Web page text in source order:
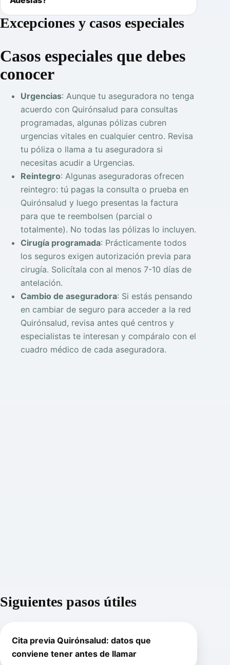
Excepciones y casos especiales
Casos especiales que debes
conocer
Urgencias: Aunque tu aseguradora no tenga
acuerdo con Quirónsalud para consultas
programadas, algunas pólizas cubren
urgencias vitales en cualquier centro. Revisa
tu póliza o llama a tu aseguradora si
necesitas acudir a Urgencias.
Reintegro: Algunas aseguradoras ofrecen
reintegro: tú pagas la consulta o prueba en
Quirónsalud y luego presentas la factura
para que te reembolsen (parcial o
totalmente). No todas las pólizas lo incluyen.
Cirugía programada: Prácticamente todos
los seguros exigen autorización previa para
cirugía. Solicítala con al menos 7-10 días de
antelación.
Cambio de aseguradora: Si estás pensando
en cambiar de seguro para acceder a la red
Quirónsalud, revisa antes qué centros y
especialistas te interesan y compáralo con el
cuadro médico de cada aseguradora.
Siguientes pasos útiles
Cita previa Quirónsalud: datos que
conviene tener antes de llamar